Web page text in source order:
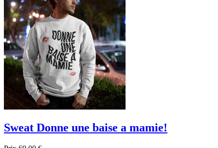
Aperçu rapide
Sweat Donne une baise a mamie!